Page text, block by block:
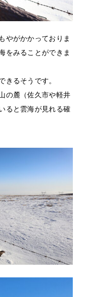
やがかかっておりま
をみることができま
きるそうです。
の麓（佐久市や軽井
ると雲海が見れる確